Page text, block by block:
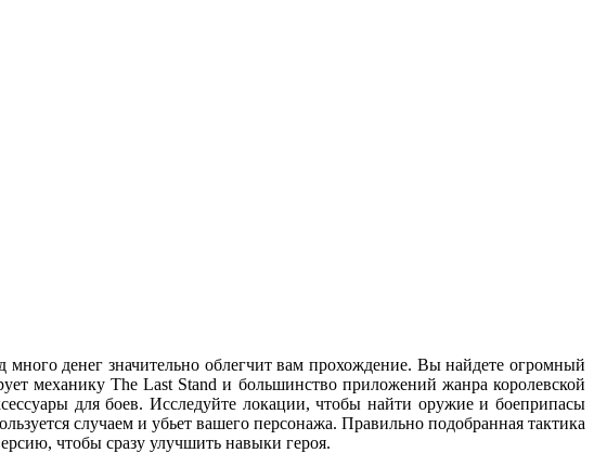
денег значительно облегчит вам прохождение. Вы найдете огромный
механику The Last Stand и большинство приложений жанра королевской
для боев. Исследуйте локации, чтобы найти оружие и боеприпасы
случаем и убьет вашего персонажа. Правильно подобранная тактика
чтобы сразу улучшить навыки героя.